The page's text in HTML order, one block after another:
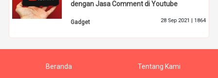
dengan Jasa Comment di Youtube
Gadget 28 Sep 2021 | 1864
Beranda Tentang Kami